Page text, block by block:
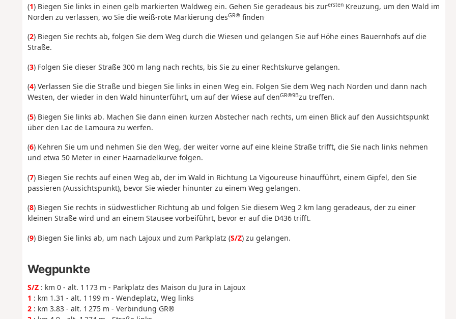
(1) Biegen Sie links in einen gelb markierten Waldweg ein. Gehen Sie geradeaus bis zurerstenKreuzung, um den Wald im
Norden zu verlassen, wo Sie die weiß-rote Markierung desGR®finden
(2) Biegen Sie rechts ab, folgen Sie dem Weg durch die Wiesen und gelangen Sie auf Höhe eines Bauernhofs auf die
Straße.
(3) Folgen Sie dieser Straße 300 m lang nach rechts, bis Sie zu einer Rechtskurve gelangen.
(4) Verlassen Sie die Straße und biegen Sie links in einen Weg ein. Folgen Sie dem Weg nach Norden und dann nach
Westen, der wieder in den Wald hinunterführt, um auf der Wiese auf denGR®9Bzu treffen.
(5) Biegen Sie links ab. Machen Sie dann einen kurzen Abstecher nach rechts, um einen Blick auf den Aussichtspunkt
über den Lac de Lamoura zu werfen.
(6) Kehren Sie um und nehmen Sie den Weg, der weiter vorne auf eine kleine Straße trifft, die Sie nach links nehmen
und etwa 50 Meter in einer Haarnadelkurve folgen.
(7) Biegen Sie rechts auf einen Weg ab, der im Wald in Richtung La Vigoureuse hinaufführt, einem Gipfel, den Sie
passieren (Aussichtspunkt), bevor Sie wieder hinunter zu einem Weg gelangen.
(8) Biegen Sie rechts in südwestlicher Richtung ab und folgen Sie diesem Weg 2 km lang geradeaus, der zu einer
kleinen Straße wird und an einem Stausee vorbeiführt, bevor er auf die D436 trifft.
(9) Biegen Sie links ab, um nach Lajoux und zum Parkplatz (S/Z) zu gelangen.
Wegpunkte
S/Z: km 0 - alt. 1 173 m - Parkplatz des Maison du Jura in Lajoux
1 : km 1.31 - alt. 1 199 m - Wendeplatz, Weg links
2: km 3.83 - alt. 1 275 m - Verbindung GR®